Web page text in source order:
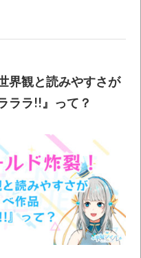
界観と読みやすさが
ララ!! 』って？